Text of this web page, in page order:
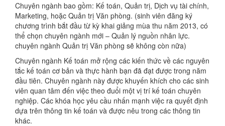
Chuyên ngành bao gồm: Kế toán, Quản trị, Dịch vụ tài chính,
Marketing, hoặc Quản trị Văn phòng. (sinh viên đăng ký
chương trình bắt đầu từ kỳ khai giảng mùa thu năm 2013, có
thể chọn chuyên ngành mới – Quản lý nguồn nhân lực.
chuyên ngành Quản trị Văn phòng sẽ không còn nữa)
Chuyên ngành Kế toán mở rộng các kiến thức về các nguyên
tắc kế toán cơ bản và thực hành bạn đã đạt được trong năm
đầu tiên. Chuyên ngành này được khuyến khích cho các sinh
viên quan tâm đến việc theo đuổi một vị trí kế toán chuyên
nghiệp. Các khóa học yêu cầu nhấn mạnh việc ra quyết định
dựa trên thông tin kế toán và được nêu trong các thông tin
khác.